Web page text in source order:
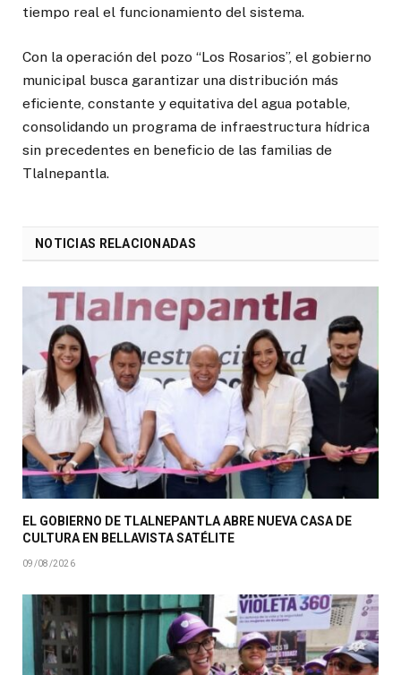
tiempo real el funcionamiento del sistema.
Con la operación del pozo “Los Rosarios”, el gobierno
municipal busca garantizar una distribución más
eficiente, constante y equitativa del agua potable,
consolidando un programa de infraestructura hídrica
sin precedentes en beneficio de las familias de
Tlalnepantla.
NOTICIAS RELACIONADAS
EL GOBIERNO DE TLALNEPANTLA ABRE NUEVA CASA DE
CULTURA EN BELLAVISTA SATÉLITE
09/08/2026